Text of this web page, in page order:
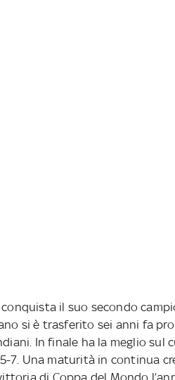
conquista il suo secondo
si è trasferito sei anni fa
In finale ha la meglio sul
7. Una maturità in continua
di Coppa del Mondo